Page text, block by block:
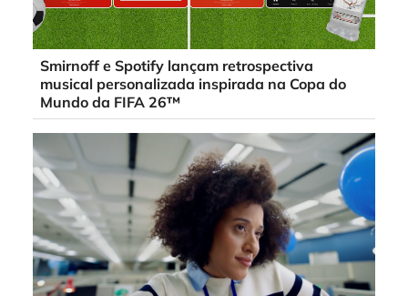
Smirnoff e Spotify lançam retrospectiva
musical personalizada inspirada na Copa do
Mundo da FIFA 26™